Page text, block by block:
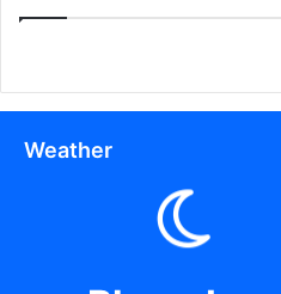
Weather